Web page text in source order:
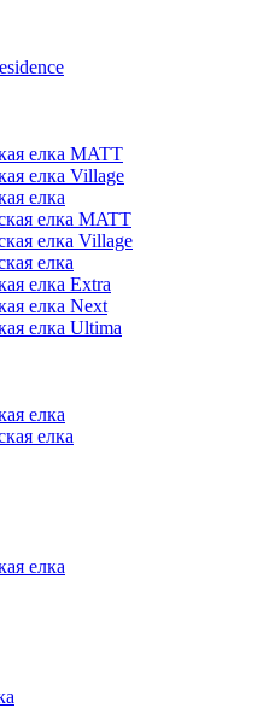
елка MATT
елка Village
елка
елка MATT
елка Village
елка
елка Extra
елка Next
елка Ultima
елка
елка
елка